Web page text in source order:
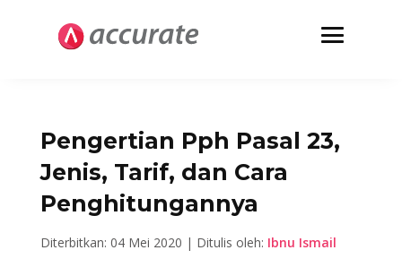
Pengertian Pph Pasal 23,
Jenis, Tarif, dan Cara
Penghitungannya
Diterbitkan: 04 Mei 2020 | Ditulis oleh: Ibnu Ismail